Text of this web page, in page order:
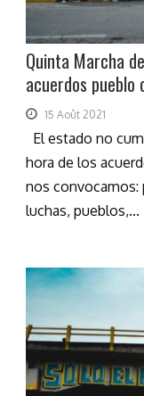
Quinta Marcha
acuerdos pueblo
15 Août 2021
El estado no
hora de los
nos convocamos:
luchas, pueblos,...